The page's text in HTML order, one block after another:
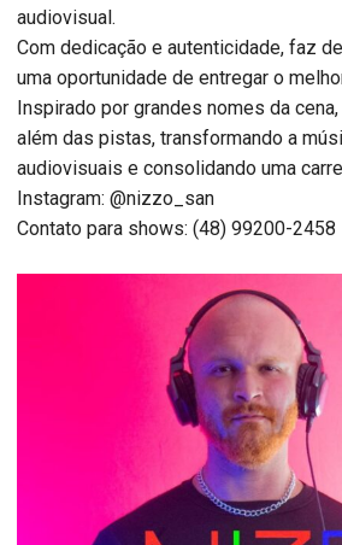
audiovisual.
Com dedicação e autenticidade, faz
uma oportunidade de entregar o
Inspirado por grandes nomes da
além das pistas, transformando a
audiovisuais e consolidando uma
Instagram: @nizzo_san
Contato para shows: (48) 99200-2458